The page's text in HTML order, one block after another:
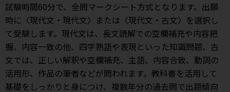
試験時間60分で、全問マークシート方式となります。出願
時に〈現代文・現代文〉または〈現代文・古文〉を選択し
て受験します。現代文は、長文読解での空欄補充や内容把
握、内容一致の他、四字熟語や表現といった知識問題、古
文では、正しい解釈や空欄補充、主語、内容合致、動詞の
活用形、作品の筆者などが問われます。教科書を活用して
基礎をしっかりと身につけ、複数年分の過去問で出題傾向